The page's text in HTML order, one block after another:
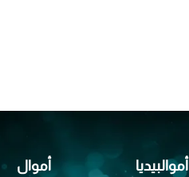
أموالبيديا أموال